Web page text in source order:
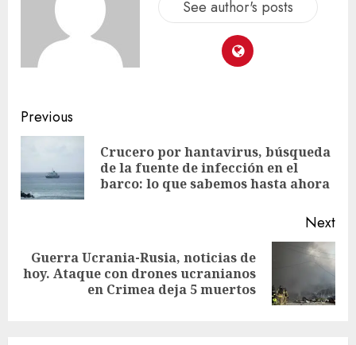
See author's posts
Previous
Crucero por hantavirus, búsqueda
de la fuente de infección en el
barco: lo que sabemos hasta ahora
Next
Guerra Ucrania-Rusia, noticias de
hoy. Ataque con drones ucranianos
en Crimea deja 5 muertos